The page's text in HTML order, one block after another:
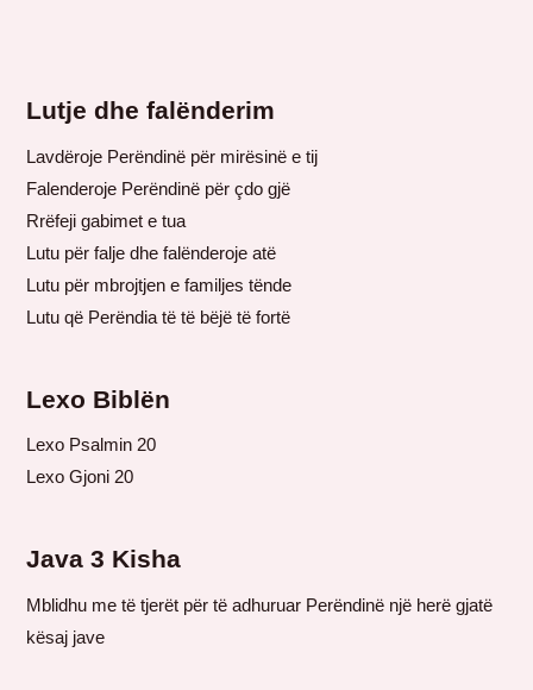
Lutje dhe falënderim
Lavdëroje Perëndinë për mirësinë e tij
Falenderoje Perëndinë për çdo gjë
Rrëfeji gabimet e tua
Lutu për falje dhe falënderoje atë
Lutu për mbrojtjen e familjes tënde
Lutu që Perëndia të të bëjë të fortë
Lexo Biblën
Lexo Psalmin 20
Lexo Gjoni 20
Java 3 Kisha
Mblidhu me të tjerët për të adhuruar Perëndinë një herë gjatë
kësaj jave